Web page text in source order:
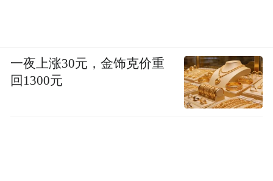
一夜上涨30元，金饰克价重
回1300元